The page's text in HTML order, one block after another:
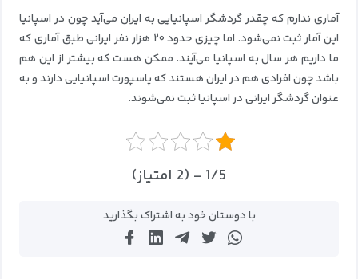
آماری ندارم که چقدر گردشگر اسپانیایی به ایران می‌آید چون در اسپانیا
این آمار ثبت نمی‌شود. اما چیزی حدود ۲۰ هزار نفر ایرانی طبق آماری که
ما داریم هر سال به اسپانیا می‌آیند. ممکن هست که بیشتر از این هم
باشد چون افرادی هم در ایران هستند که پاسپورت اسپانیایی دارند و به
عنوان گردشگر ایرانی در اسپانیا ثبت نمی‌شوند.
1/5 - (2 امتیاز)
با دوستان خود به اشتراک بگذارید